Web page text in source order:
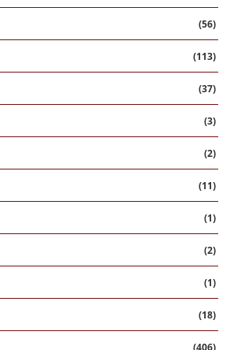
(56)
(113)
(37)
(3)
(2)
(11)
(1)
(2)
(1)
(18)